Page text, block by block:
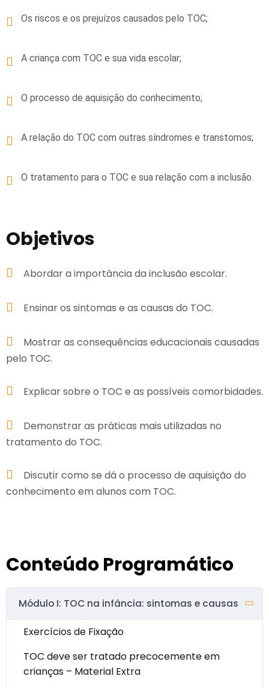
Os riscos e os prejuízos causados pelo TOC;
A criança com TOC e sua vida escolar;
O processo de aquisição do conhecimento;
A relação do TOC com outras síndromes e transtornos;
O tratamento para o TOC e sua relação com a inclusão.
Objetivos
Abordar a importância da inclusão escolar.
Ensinar os sintomas e as causas do TOC.
Mostrar as consequências educacionais causadas
pelo TOC.
Explicar sobre o TOC e as possíveis comorbidades.
Demonstrar as práticas mais utilizadas no
tratamento do TOC.
Discutir como se dá o processo de aquisição do
conhecimento em alunos com TOC.
Conteúdo Programático
Módulo I: TOC na infância: sintomas e causas
Exercícios de Fixação
TOC deve ser tratado precocemente em
crianças – Material Extra